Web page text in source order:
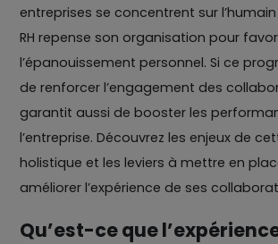
entreprises se concentrent sur
RH repense son organisation pour
l’épanouissement personnel. Si ce
de renforcer l’engagement des
garantit aussi de booster les
l’entreprise. Découvrez les enjeux de
holistique et les leviers à mettre en
améliorer l’expérience de ses
Qu’est-ce que